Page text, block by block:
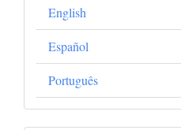
English
Español
Português